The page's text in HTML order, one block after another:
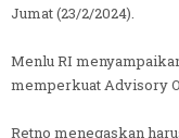
Jumat (23/2/2024).
Menlu RI
memperkuat Advisory
Retno menegaskan